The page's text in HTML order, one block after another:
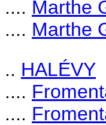
.... Marthe
.... Marthe
.. HALÉVY
....
....